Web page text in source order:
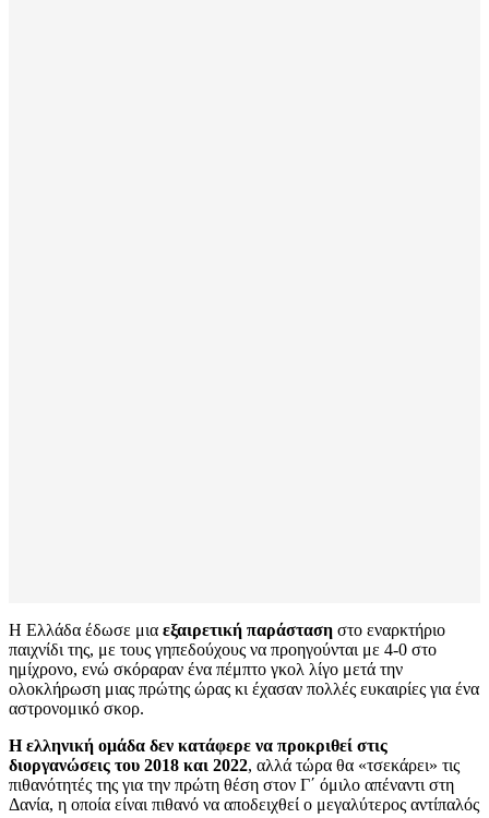
Η Ελλάδα έδωσε μια εξαιρετική παράσταση στο εναρκτήριο
παιχνίδι της, με τους γηπεδούχους να προηγούνται με 4-0 στο
ημίχρονο, ενώ σκόραραν ένα πέμπτο γκολ λίγο μετά την
ολοκλήρωση μιας πρώτης ώρας κι έχασαν πολλές ευκαιρίες για ένα
αστρονομικό σκορ.
Η ελληνική ομάδα δεν κατάφερε να προκριθεί στις
διοργανώσεις του 2018 και 2022, αλλά τώρα θα «τσεκάρει» τις
πιθανότητές της για την πρώτη θέση στον Γ΄ όμιλο απέναντι στη
Δανία, η οποία είναι πιθανό να αποδειχθεί ο μεγαλύτερος αντίπαλός